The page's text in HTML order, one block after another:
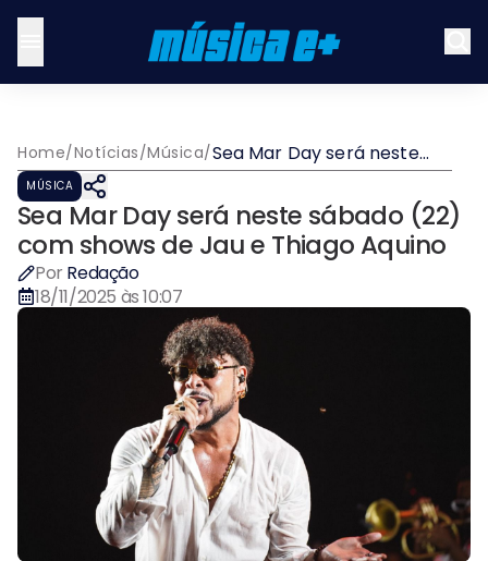
Home/Notícias/Música/Sea Mar Day será neste
sábado (22) com shows de
MÚSICA
Sea Mar Day será neste sábado (22)
com shows de Jau e Thiago Aquino
Por Redação
18/11/2025 às 10:07